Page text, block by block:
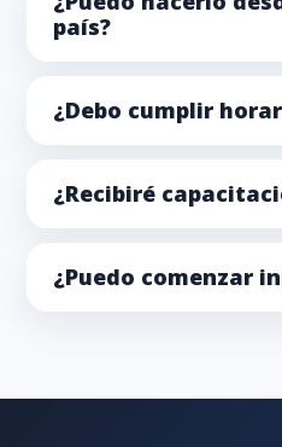
país?
¿Debo cumplir
¿Recibiré
¿Puedo comenzar